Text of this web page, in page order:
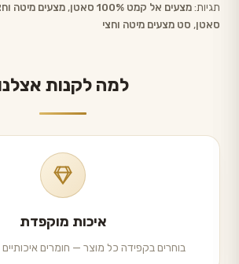
תגיות:מצעים אל קמט 100% סאטן , מצעים מיטה
סאטן, סט מצעים מיטה וחצי
למה לקנות
איכות מוקפדת
בוחרים בקפידה כל מוצר — חומרים איכותיים